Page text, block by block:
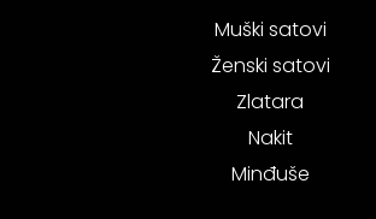
Muški satovi
Ženski satovi
Zlatara
Nakit
Minđuše